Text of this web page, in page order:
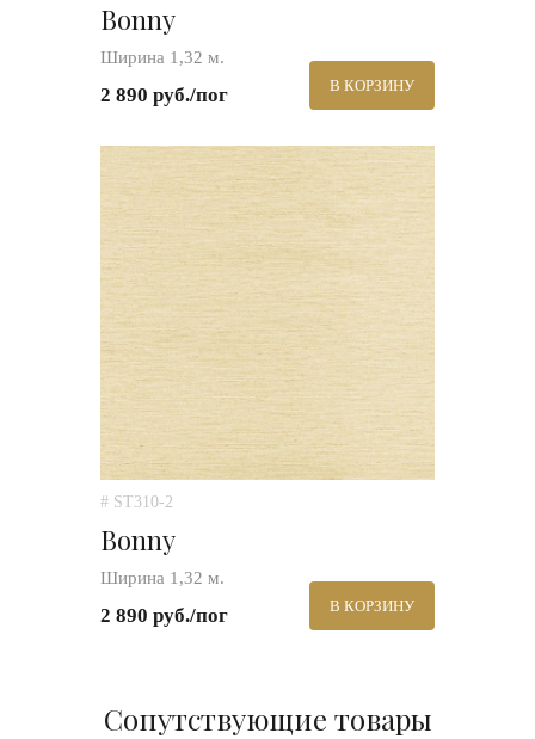
Bonny
Ширина 1,32 м.
2 890 руб./пог В КОРЗИНУ
# ST310-2
Bonny
Ширина 1,32 м.
2 890 руб./пог В КОРЗИНУ
Сопутствующие товары